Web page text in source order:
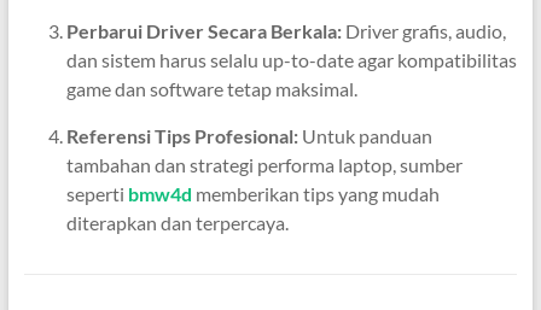
Perbarui Driver Secara Berkala:Driver grafis, audio,
dan sistem harus selalu up-to-date agar kompatibilitas
game dan software tetap maksimal.
Referensi Tips Profesional:Untuk panduan
tambahan dan strategi performa laptop, sumber
seperti bmw4d memberikan tips yang mudah
diterapkan dan terpercaya.